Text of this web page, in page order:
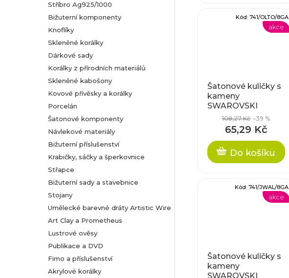
Stříbro Ag925/1000
Bižuterní komponenty
Knoflíky
Skleněné korálky
Dárkové sady
Korálky z přírodních materiálů
Skleněné kabošony
Kovové přívěsky a korálky
Porcelán
Šatonové komponenty
Návlekové materiály
Bižuterní příslušenství
Krabičky, sáčky a šperkovnice
Střapce
Bižuterní sady a stavebnice
Stojany
Umělecké barevné dráty Artistic Wire
Art Clay a Prometheus
Lustrové ověsy
Publikace a DVD
Fimo a příslušenství
Akrylové korálky
akce
Šatonové kuličky s
kameny
SWAROVSKI
ELEMENTS, cca
8mm
108,27 Kč –39 %
65,29 Kč
Do košíku
Kód: 741/OLTO/8GA
akce
Šatonové kuličky s
kameny
SWAROVSKI
Kód: 741/JWAL/8GA